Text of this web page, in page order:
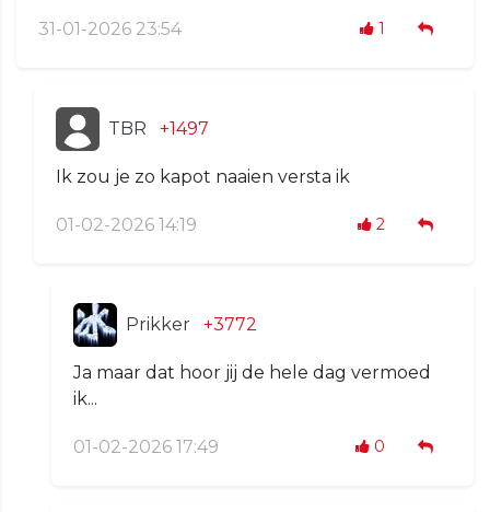
31-01-2026 23:54 1
TBR +1497
Ik zou je zo kapot naaien versta ik
01-02-2026 14:19 2
Prikker +3772
Ja maar dat hoor jij de hele dag vermoed
ik...
01-02-2026 17:49 0